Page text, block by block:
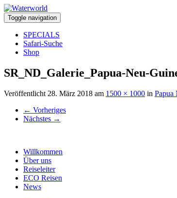
Toggle navigation
SPECIALS
Safari-Suche
Shop
SR_ND_Galerie_Papua-Neu-
Veröffentlicht 28. März 2018 am 1500 × 1000 in Papua
← Vorheriges
Nächstes →
Willkommen
Über uns
Reiseleiter
ECO Reisen
News